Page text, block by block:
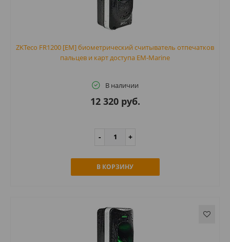
ZKTeco FR1200 [EM] биометрический считыватель отпечатков
пальцев и карт доступа EM-Marine
В наличии
12 320 руб.
В КОРЗИНУ